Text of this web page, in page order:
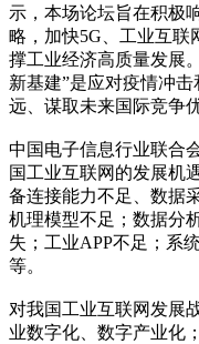
示，本场论坛旨在积极
略，加快5G、工业互联
撑工业经济高质量发展
新基建”是应对疫情冲击
远、谋取未来国际竞争
中国电子信息行业联合
国工业互联网的发展机
备连接能力不足、数据
机理模型不足；数据分
失；工业APP不足；系
等。
对我国工业互联网发展
业数字化、数字产业化